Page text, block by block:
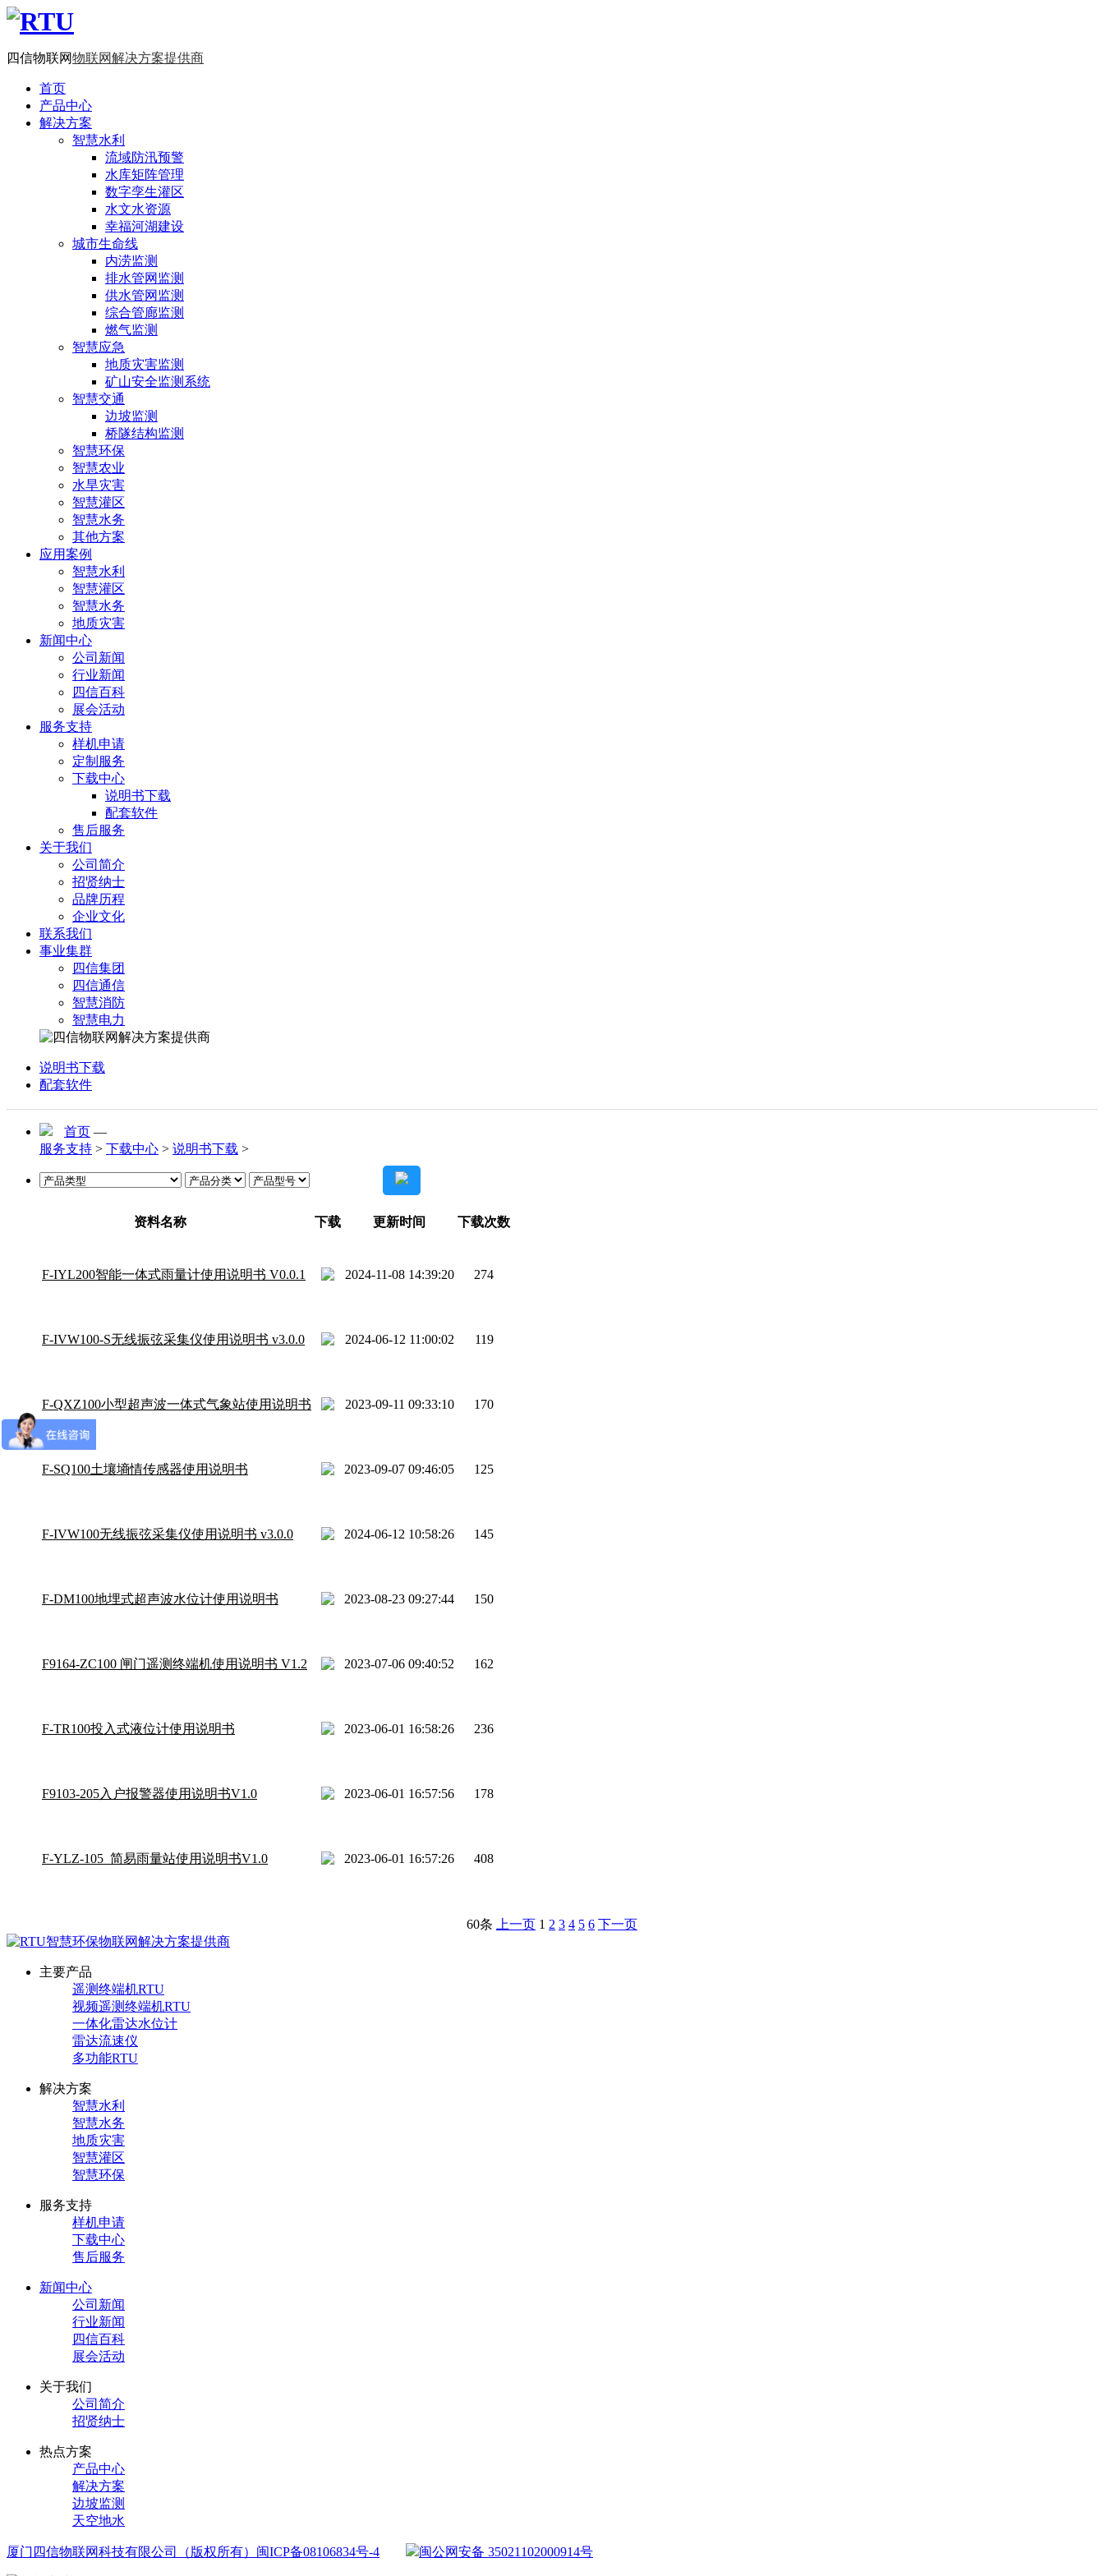
四信物联网物联网解决方案提供商
首页
产品中心
解决方案
智慧水利
流域防汛预警
水库矩阵管理
数字孪生灌区
水文水资源
幸福河湖建设
城市生命线
内涝监测
排水管网监测
供水管网监测
综合管廊监测
燃气监测
智慧应急
地质灾害监测
矿山安全监测系统
智慧交通
边坡监测
桥隧结构监测
智慧环保
智慧农业
水旱灾害
智慧灌区
智慧水务
其他方案
应用案例
智慧水利
智慧灌区
智慧水务
地质灾害
新闻中心
公司新闻
行业新闻
四信百科
展会活动
服务支持
样机申请
定制服务
下载中心
说明书下载
配套软件
售后服务
关于我们
公司简介
招贤纳士
品牌历程
企业文化
联系我们
事业集群
四信集团
四信通信
智慧消防
智慧电力
说明书下载
配套软件
首页 —
服务支持 > 下载中心 > 说明书下载 >
资料名称 下载 更新时间 下载次数
F-IYL200智能一体式雨量计使用说明书 V0.0.1 2024-11-08 14:39:20 274
F-IVW100-S无线振弦采集仪使用说明书 v3.0.0 2024-06-12 11:00:02 119
F-QXZ100小型超声波一体式气象站使用说明书 2023-09-11 09:33:10 170
F-SQ100土壤墒情传感器使用说明书 2023-09-07 09:46:05 125
F-IVW100无线振弦采集仪使用说明书 v3.0.0 2024-06-12 10:58:26 145
F-DM100地埋式超声波水位计使用说明书 2023-08-23 09:27:44 150
F9164-ZC100 闸门遥测终端机使用说明书 V1.2 2023-07-06 09:40:52 162
F-TR100投入式液位计使用说明书 2023-06-01 16:58:26 236
F9103-205入户报警器使用说明书V1.0 2023-06-01 16:57:56 178
F-YLZ-105_简易雨量站使用说明书V1.0 2023-06-01 16:57:26 408
60条 上一页 1 2 3 4 5 6 下一页
主要产品
遥测终端机RTU
视频遥测终端机RTU
一体化雷达水位计
雷达流速仪
多功能RTU
解决方案
智慧水利
智慧水务
地质灾害
智慧灌区
智慧环保
服务支持
样机申请
下载中心
售后服务
新闻中心
公司新闻
行业新闻
四信百科
展会活动
关于我们
公司简介
招贤纳士
热点方案
产品中心
解决方案
边坡监测
天空地水
厦门四信物联网科技有限公司（版权所有） 闽ICP备08106834号-4 闽公网安备 35021102000914号